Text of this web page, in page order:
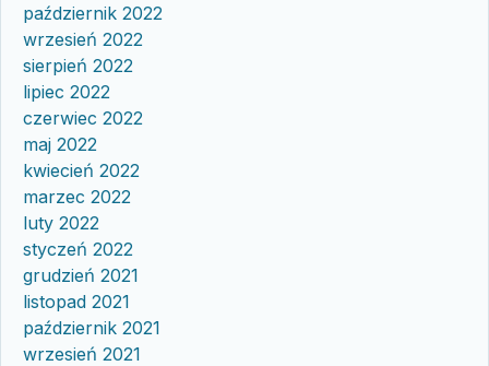
październik 2022
wrzesień 2022
sierpień 2022
lipiec 2022
czerwiec 2022
maj 2022
kwiecień 2022
marzec 2022
luty 2022
styczeń 2022
grudzień 2021
listopad 2021
październik 2021
wrzesień 2021